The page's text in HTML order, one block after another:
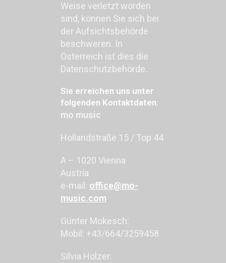
Weise verletzt worden
sind, können Sie sich bei
der Aufsichtsbehörde
beschweren. In
Österreich ist dies die
Datenschutzbehörde.
Sie erreichen uns unter
folgenden Kontaktdaten:
mo music
Hollandstraße 15 / Top 44
A – 1020 Vienna
Austria
e-mail: office@mo-
music.com
Günter Mokesch:
Mobil: +43/664/3259458
Silvia Holzer: